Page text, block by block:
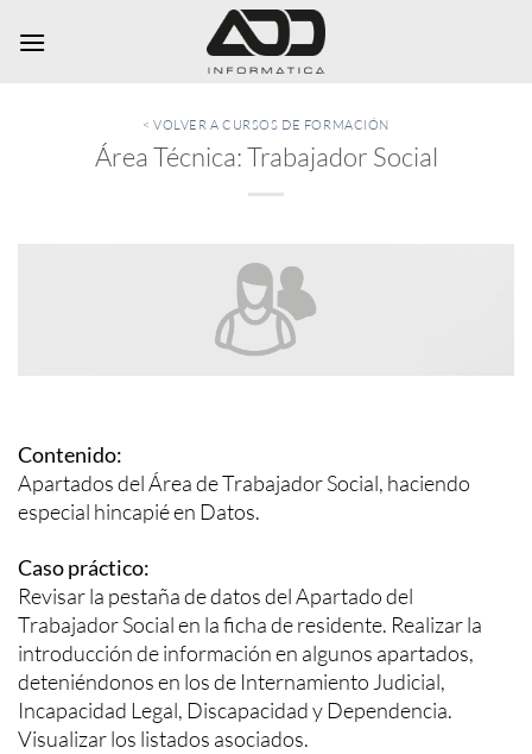
< VOLVER A CURSOS DE FORMACIÓN
Área Técnica: Trabajador Social
Contenido:
Apartados del Área de Trabajador Social, haciendo
especial hincapié en Datos.
Caso práctico:
Revisar la pestaña de datos del Apartado del
Trabajador Social en la ficha de residente. Realizar la
introducción de información en algunos apartados,
deteniéndonos en los de Internamiento Judicial,
Incapacidad Legal, Discapacidad y Dependencia.
Visualizar los listados asociados.